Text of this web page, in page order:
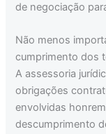
de negociação
Não menos
cumprimento dos
A assessoria
obrigações
envolvidas
descumprimento